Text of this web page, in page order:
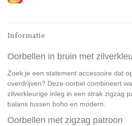
Informatie
Oorbellen in bruin met
Zoek je een statement accessoire dat
overdrijven? Deze oorbel combineert
zilverkleurige inleg in een strak zigzag
balans tussen boho en modern.
Oorbellen met zigzag patroon